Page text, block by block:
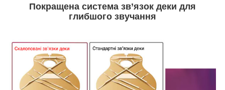
Покращена система зв’язок деки для
глибшого звучання